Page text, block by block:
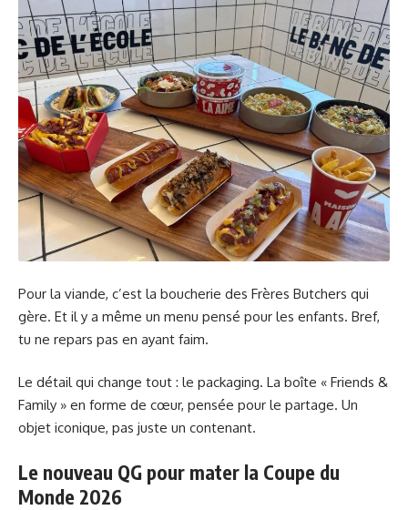
Pour la viande, c’est la boucherie des Frères Butchers qui
gère. Et il y a même un menu pensé pour les enfants. Bref,
tu ne repars pas en ayant faim.
Le détail qui change tout : le packaging. La boîte « Friends &
Family » en forme de cœur, pensée pour le partage. Un
objet iconique, pas juste un contenant.
Le nouveau QG pour mater la Coupe du
Monde 2026